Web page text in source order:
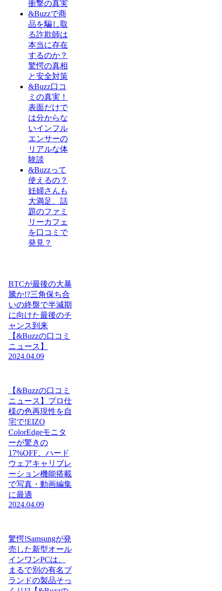
衝撃の真実
&Buzzで商
品を騙し取
る詐欺師は
本当に存在
するのか？
驚愕の真相
と安全対策
&Buzz口コ
ミの真実！
表面だけで
は分からな
いインフル
エンサーの
リアルな体
験談
&Buzzって
使えるの？
妊婦さんも
大満足、話
題のファミ
リーカフェ
を口コミで
発見？
BTCが最後の大暴
騰か!?三角保ち合
いの終盤で半減期
に向けた最後のチ
ャンス到来
【&Buzzの口コミ
ニュース】
2024.04.09
【&Buzzの口コミ
ニュース】プロ仕
様の色再現性を自
宅で!EIZO
ColorEdgeモニタ
ーが驚きの
17%OFF、ハード
ウェアキャリブレ
ーション機能搭載
で写真・動画編集
に最適
2024.04.09
驚愕!Samsungが発
売した新型オール
インワンPCは、
まるで別の有名ブ
ランドの製品そっ